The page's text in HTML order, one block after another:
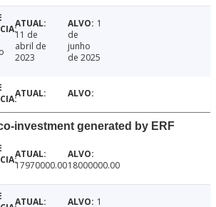
11 de
abril de
2023
1
de
junho
de 2025
investment generated by ERF
17970000.0018000000.00
1